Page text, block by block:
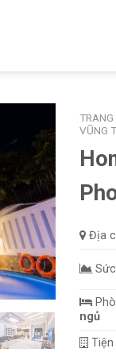
TRANG
VŨNG
Địa
ngủ
Tiện